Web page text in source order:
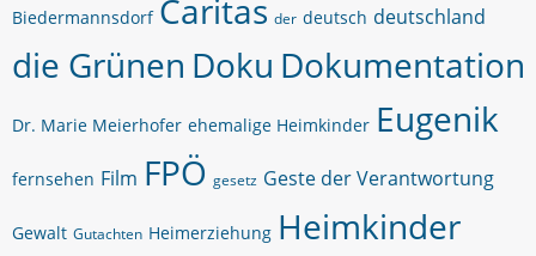
Biedermannsdorf Caritas der deutsch deutschland
die Grünen Doku Dokumentation
Dr. Marie Meierhofer ehemalige Heimkinder Eugenik
fernsehen Film FPÖ gesetz Geste der Verantwortung
Gewalt Gutachten Heimerziehung Heimkinder